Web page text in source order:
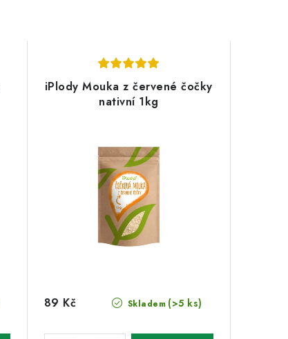
iPlody Mouka z červené čočky
nativní 1kg
Skladem (>5 ks)
89 Kč